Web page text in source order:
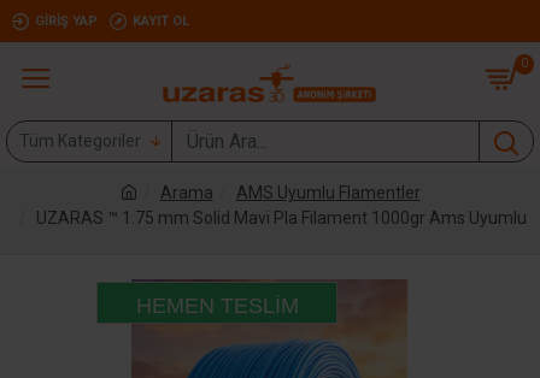
GIRIŞ YAP KAYIT OL
0
Tüm Kategoriler
Arama
AMS Uyumlu Flamentler
UZARAS ™ 1.75 mm Solid Mavi Pla Filament 1000gr Ams Uyumlu
HEMEN TESLIM